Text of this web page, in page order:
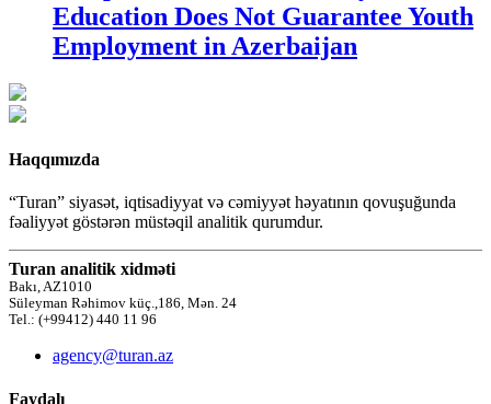
Education Does Not Guarantee Youth
Employment in Azerbaijan
Haqqımızda
“Turan” siyasət, iqtisadiyyat və cəmiyyət həyatının qovuşuğunda
fəaliyyət göstərən müstəqil analitik qurumdur.
Turan analitik xidməti
Bakı, AZ1010
Süleyman Rəhimov küç.,186, Mən. 24
Tel.: (+99412) 440 11 96
agency@turan.az
Faydalı